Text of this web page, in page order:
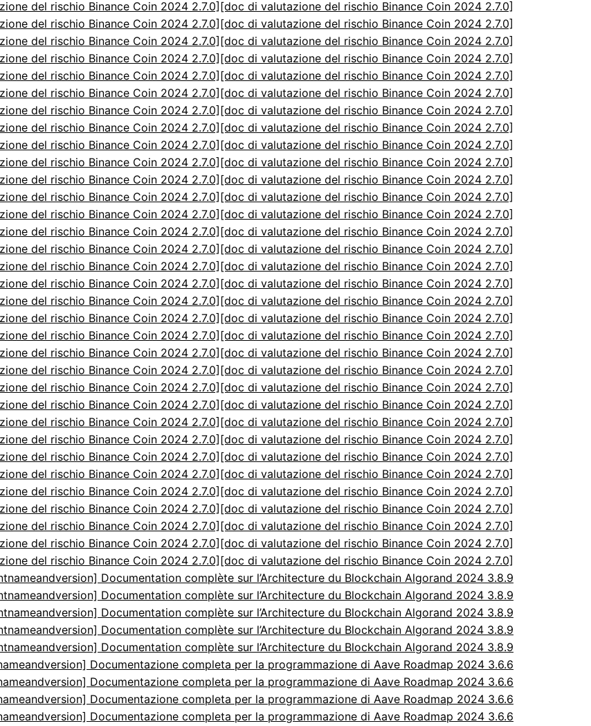
del rischio Binance Coin 2024 2.7.0] [doc di valutazione del rischio Binance Coin 2024 2.7.0]
del rischio Binance Coin 2024 2.7.0] [doc di valutazione del rischio Binance Coin 2024 2.7.0]
del rischio Binance Coin 2024 2.7.0] [doc di valutazione del rischio Binance Coin 2024 2.7.0]
del rischio Binance Coin 2024 2.7.0] [doc di valutazione del rischio Binance Coin 2024 2.7.0]
del rischio Binance Coin 2024 2.7.0] [doc di valutazione del rischio Binance Coin 2024 2.7.0]
del rischio Binance Coin 2024 2.7.0] [doc di valutazione del rischio Binance Coin 2024 2.7.0]
del rischio Binance Coin 2024 2.7.0] [doc di valutazione del rischio Binance Coin 2024 2.7.0]
del rischio Binance Coin 2024 2.7.0] [doc di valutazione del rischio Binance Coin 2024 2.7.0]
del rischio Binance Coin 2024 2.7.0] [doc di valutazione del rischio Binance Coin 2024 2.7.0]
del rischio Binance Coin 2024 2.7.0] [doc di valutazione del rischio Binance Coin 2024 2.7.0]
del rischio Binance Coin 2024 2.7.0] [doc di valutazione del rischio Binance Coin 2024 2.7.0]
del rischio Binance Coin 2024 2.7.0] [doc di valutazione del rischio Binance Coin 2024 2.7.0]
del rischio Binance Coin 2024 2.7.0] [doc di valutazione del rischio Binance Coin 2024 2.7.0]
del rischio Binance Coin 2024 2.7.0] [doc di valutazione del rischio Binance Coin 2024 2.7.0]
del rischio Binance Coin 2024 2.7.0] [doc di valutazione del rischio Binance Coin 2024 2.7.0]
del rischio Binance Coin 2024 2.7.0] [doc di valutazione del rischio Binance Coin 2024 2.7.0]
del rischio Binance Coin 2024 2.7.0] [doc di valutazione del rischio Binance Coin 2024 2.7.0]
del rischio Binance Coin 2024 2.7.0] [doc di valutazione del rischio Binance Coin 2024 2.7.0]
del rischio Binance Coin 2024 2.7.0] [doc di valutazione del rischio Binance Coin 2024 2.7.0]
del rischio Binance Coin 2024 2.7.0] [doc di valutazione del rischio Binance Coin 2024 2.7.0]
del rischio Binance Coin 2024 2.7.0] [doc di valutazione del rischio Binance Coin 2024 2.7.0]
del rischio Binance Coin 2024 2.7.0] [doc di valutazione del rischio Binance Coin 2024 2.7.0]
del rischio Binance Coin 2024 2.7.0] [doc di valutazione del rischio Binance Coin 2024 2.7.0]
del rischio Binance Coin 2024 2.7.0] [doc di valutazione del rischio Binance Coin 2024 2.7.0]
del rischio Binance Coin 2024 2.7.0] [doc di valutazione del rischio Binance Coin 2024 2.7.0]
del rischio Binance Coin 2024 2.7.0] [doc di valutazione del rischio Binance Coin 2024 2.7.0]
del rischio Binance Coin 2024 2.7.0] [doc di valutazione del rischio Binance Coin 2024 2.7.0]
del rischio Binance Coin 2024 2.7.0] [doc di valutazione del rischio Binance Coin 2024 2.7.0]
del rischio Binance Coin 2024 2.7.0] [doc di valutazione del rischio Binance Coin 2024 2.7.0]
del rischio Binance Coin 2024 2.7.0] [doc di valutazione del rischio Binance Coin 2024 2.7.0]
del rischio Binance Coin 2024 2.7.0] [doc di valutazione del rischio Binance Coin 2024 2.7.0]
del rischio Binance Coin 2024 2.7.0] [doc di valutazione del rischio Binance Coin 2024 2.7.0]
del rischio Binance Coin 2024 2.7.0] [doc di valutazione del rischio Binance Coin 2024 2.7.0]
Documentation complète sur l’Architecture du Blockchain Algorand 2024 3.8.9
Documentation complète sur l’Architecture du Blockchain Algorand 2024 3.8.9
Documentation complète sur l’Architecture du Blockchain Algorand 2024 3.8.9
Documentation complète sur l’Architecture du Blockchain Algorand 2024 3.8.9
Documentation complète sur l’Architecture du Blockchain Algorand 2024 3.8.9
Documentazione completa per la programmazione di Aave Roadmap 2024 3.6.6
Documentazione completa per la programmazione di Aave Roadmap 2024 3.6.6
Documentazione completa per la programmazione di Aave Roadmap 2024 3.6.6
Documentazione completa per la programmazione di Aave Roadmap 2024 3.6.6